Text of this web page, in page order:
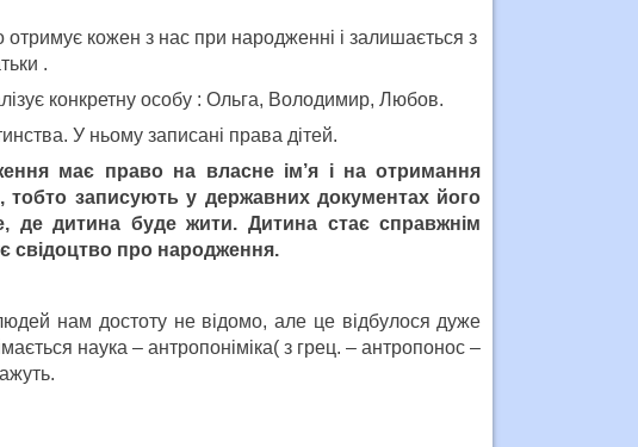
кожен з нас при народженні і залишається з
.
конкретну особу : Ольга, Володимир, Любов.
У ньому записані права дітей.
має право на власне ім’я і на отримання
записують у державних документах його
де дитина буде жити. Дитина стає справжнім
свідоцтво про народження.
нам достоту не відомо, але це відбулося дуже
наука – антропоніміка( з грец. – антропонос –